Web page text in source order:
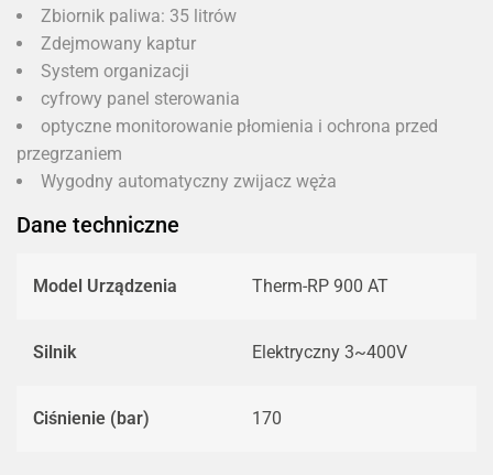
Zbiornik paliwa: 35 litrów
Zdejmowany kaptur
System organizacji
cyfrowy panel sterowania
optyczne monitorowanie płomienia i ochrona przed
przegrzaniem
Wygodny automatyczny zwijacz węża
Dane techniczne
Model Urządzenia Therm-RP 900 AT
Silnik Elektryczny 3~400V
Ciśnienie (bar) 170